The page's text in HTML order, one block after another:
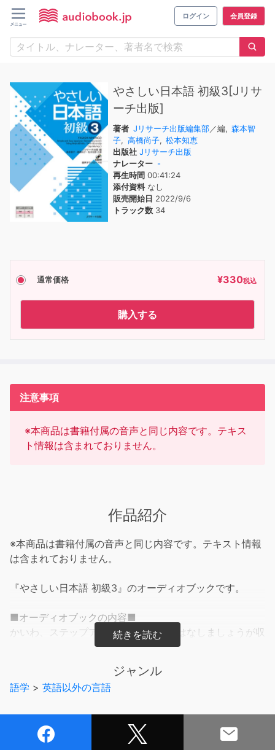
ログイン 会員登録
やさしい日本語 初級3[Jリサ
ーチ出版]
著者 Jリサーチ出版編集部／編, 森本智
子, 高橋尚子, 松本知恵
出版社 Jリサーチ出版
ナレーター -
再生時間 00:41:24
添付資料なし
販売開始日 2022/9/6
トラック数 34
通常価格 ¥330税込
購入する
注意事項
※本商品は書籍付属の音声と同じ内容です。テキス
ト情報は含まれておりません。
作品紹介
※本商品は書籍付属の音声と同じ内容です。テキスト情報
は含まれておりません。
『やさしい日本語 初級3』のオーディオブックです。
■オーディオブックの内容■
かいわ、ステップアップ！、どんどんはなしましょうが収
かつて日本語教育は、漢字圏出身の留学生や選抜された優
のが一般的だった。しかし近年、非漢字圏の学習者が急
ジャンル
語学 > 英語以外の言語